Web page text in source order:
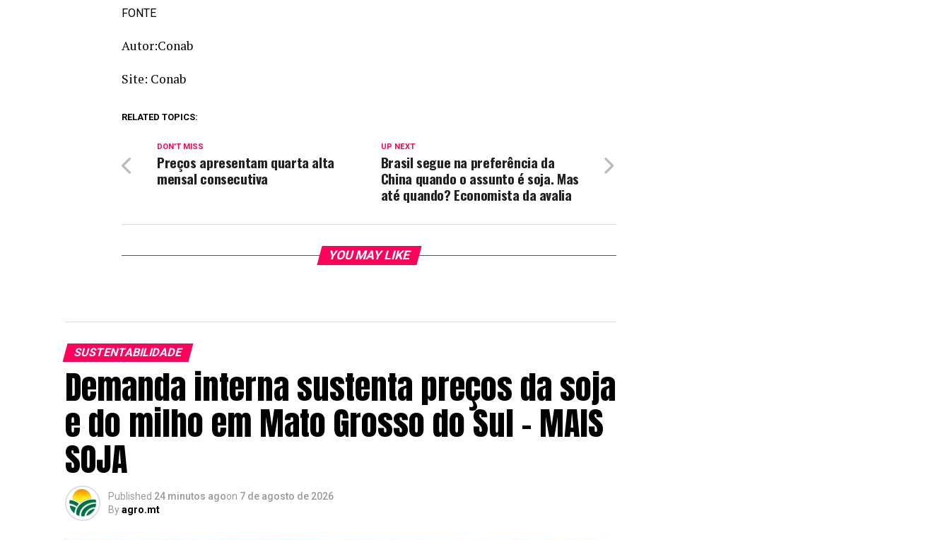
FONTE
Autor:Conab
Site: Conab
RELATED TOPICS:
UP NEXT
Brasil segue na preferência da
China quando o assunto é soja. Mas
até quando? Economista da avalia
DON'T MISS
Preços apresentam quarta alta
mensal consecutiva
YOU MAY LIKE
SUSTENTABILIDADE
Demanda interna sustenta preços da soja
e do milho em Mato Grosso do Sul – MAIS
SOJA
Published 24 minutos agoon 7 de agosto de 2026
Byagro.mt